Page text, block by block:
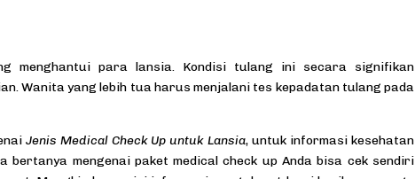
menghantui para lansia. Kondisi tulang ini secara signifikan
Wanita yang lebih tua harus menjalani tes kepadatan tulang pada
Jenis Medical Check Up untuk Lansia, untuk informasi kesehatan
bertanya mengenai paket medical check up Anda bisa cek sendiri